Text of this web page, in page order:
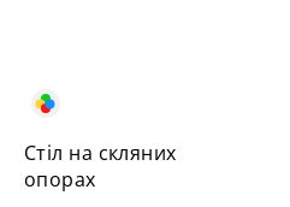
Стіл на скляних
опорах